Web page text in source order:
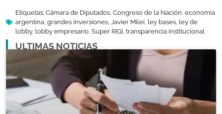
Etiquetas: Cámara de Diputados, Congreso de la Nación, economía
argentina, grandes inversiones, Javier Milei, ley bases, ley de
lobby, lobby empresario, Super RIGI, transparencia institucional
ULTIMAS NOTICIAS